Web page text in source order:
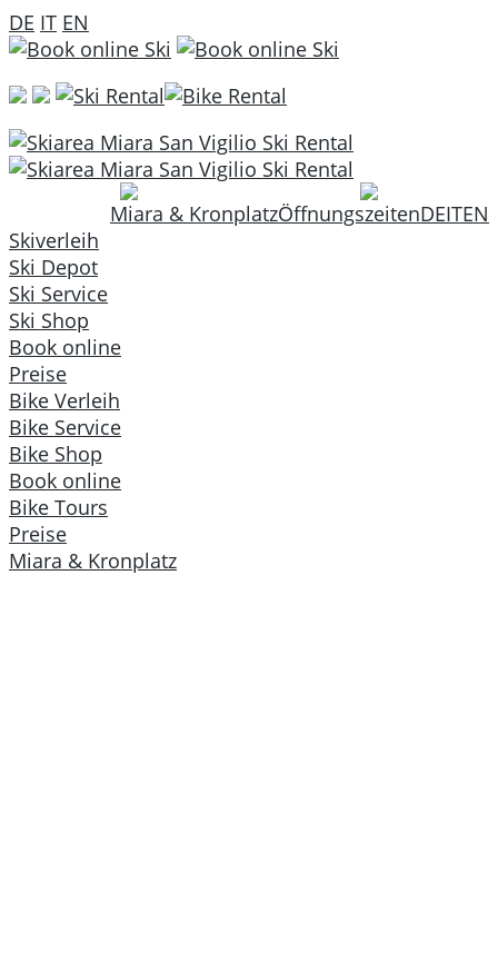
DE IT EN
Miara & KronplatzÖffnungszeitenDEITEN
Skiverleih
Ski Depot
Ski Service
Ski Shop
Book online
Preise
Bike Verleih
Bike Service
Bike Shop
Book online
Bike Tours
Preise
Miara & Kronplatz